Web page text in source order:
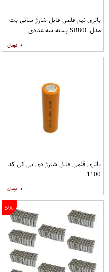
باتری نیم قلمی قابل شارژ سانی بت
مدل SB800 بسته سه عددی
۰
باتری قلمی قابل شارژ دی بی کی کد
1100
۰
5%